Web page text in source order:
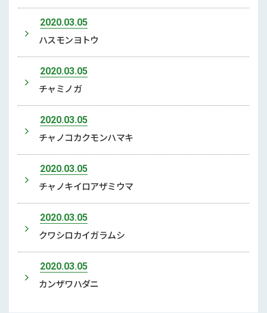
2020.03.05
ハスモンヨトウ
2020.03.05
チャミノガ
2020.03.05
チャノコカクモンハマキ
2020.03.05
チャノキイロアザミウマ
2020.03.05
クワシロカイガラムシ
2020.03.05
カンザワハダニ